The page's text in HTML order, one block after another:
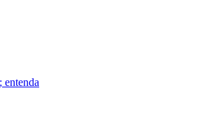
entenda